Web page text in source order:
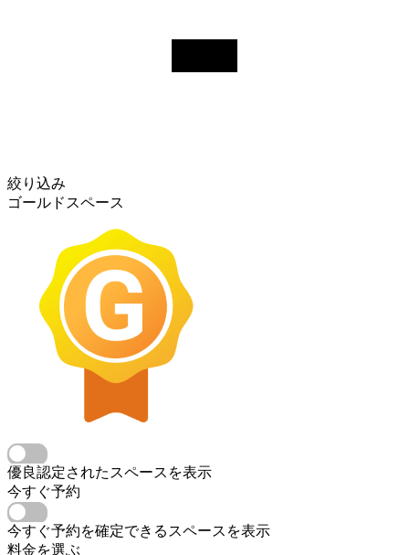
絞り込み
ゴールドスペース
優良認定されたスペースを表示
今すぐ予約
今すぐ予約を確定できるスペースを表示
料金を選ぶ